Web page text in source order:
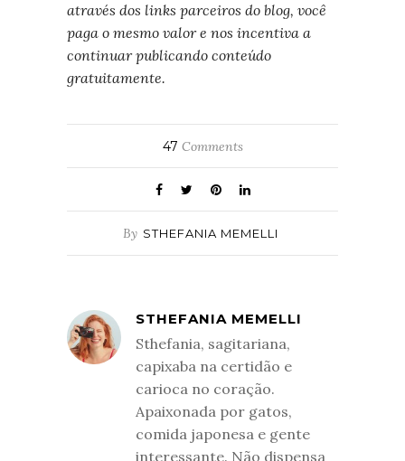
através dos links parceiros do blog, você
paga o mesmo valor e nos incentiva a
continuar publicando conteúdo
gratuitamente.
47 Comments
By STHEFANIA MEMELLI
STHEFANIA MEMELLI
Sthefania, sagitariana,
capixaba na certidão e
carioca no coração.
Apaixonada por gatos,
comida japonesa e gente
interessante. Não dispensa